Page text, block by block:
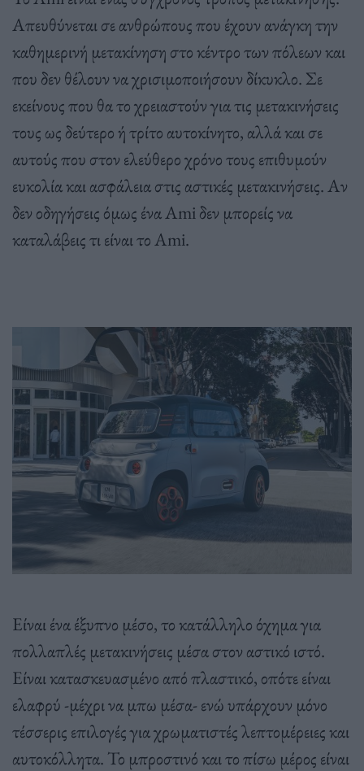
Απευθύνεται σε ανθρώπους που έχουν ανάγκη την
καθημερινή μετακίνηση στο κέντρο των πόλεων και
που δεν θέλουν να χρισιμοποιήσουν δίκυκλο. Σε
εκείνους που θα το χρειαστούν για τις μετακινήσεις
τους ως δεύτερο ή τρίτο αυτοκίνητο, αλλά και σε
αυτούς που στον ελεύθερο χρόνο τους επιθυμούν
ευκολία και ασφάλεια στις αστικές μετακινήσεις. Αν
δεν οδηγήσεις όμως ένα Ami δεν μπορείς να
καταλάβεις τι είναι το Ami.
Είναι ένα έξυπνο μέσο, το κατάλληλο όχημα για
πολλαπλές μετακινήσεις μέσα στον αστικό ιστό.
Είναι κατασκευασμένο από πλαστικό, οπότε είναι
ελαφρύ -μέχρι να μπω μέσα- ενώ υπάρχουν μόνο
τέσσερις επιλογές για χρωματιστές λεπτομέρειες και
αυτοκόλλητα. Το μπροστινό και το πίσω μέρος είναι